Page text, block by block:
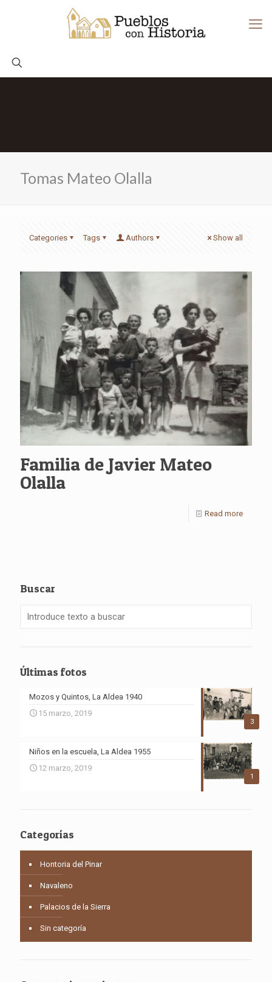
Tomas Mateo Olalla
Categories Tags Authors Show all
Familia de Javier Mateo
Olalla
Read more
Buscar
Últimas fotos
3
Mozos y Quintos, La Aldea 1940
15 marzo, 2019
1
Niños en la escuela, La Aldea 1955
12 marzo, 2019
Categorías
Hontoria del Pinar
Navaleno
Palacios de la Sierra
Sin categoría